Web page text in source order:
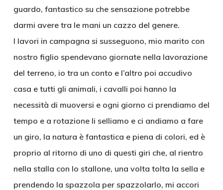
guardo, fantastico su che sensazione potrebbe
darmi avere tra le mani un cazzo del genere.
I lavori in campagna si susseguono, mio marito con
nostro figlio spendevano giornate nella lavorazione
del terreno, io tra un conto e l’altro poi accudivo
casa e tutti gli animali, i cavalli poi hanno la
necessità di muoversi e ogni giorno ci prendiamo del
tempo e a rotazione li selliamo e ci andiamo a fare
un giro, la natura è fantastica e piena di colori, ed è
proprio al ritorno di uno di questi giri che, al rientro
nella stalla con lo stallone, una volta tolta la sella e
prendendo la spazzola per spazzolarlo, mi accori